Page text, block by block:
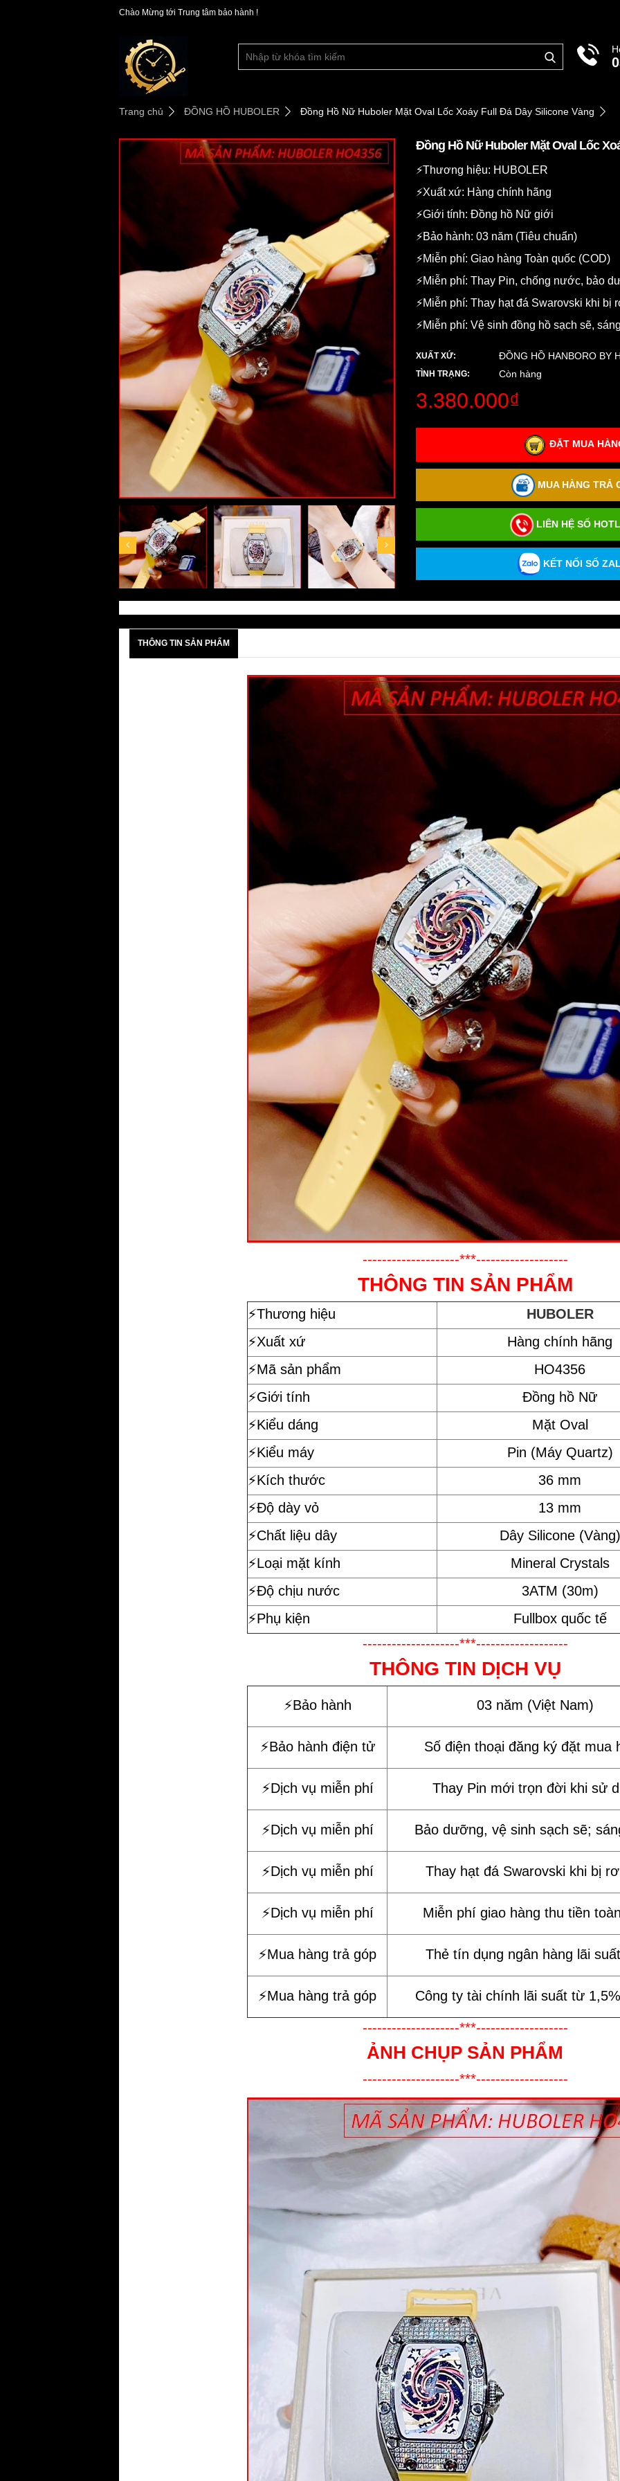
Chào Mừng tới Trung tâm bảo hành !
Trang chủ ĐỒNG HỒ HUBOLER Đồng Hồ Nữ Huboler Mặt Oval Lốc Xoáy Full Đá Dây Silicone Vàng
Đồng Hồ Nữ Huboler Mặt Oval Lốc
⚡️Thương hiệu: HUBOLER
⚡️Xuất xứ: Hàng chính hãng
⚡️Giới tính: Đồng hồ Nữ giới
⚡️Bảo hành: 03 năm (Tiêu chuẩn)
⚡️Miễn phí: Giao hàng Toàn quốc (COD)
⚡️Miễn phí: Thay Pin, chống nước, bảo
⚡️Miễn phí: Thay hạt đá Swarovski khi bị
⚡️Miễn phí: Vệ sinh đồng hồ sạch sẽ,
XUẤT XỨ: ĐỒNG HỒ HANBORO BY
TÌNH TRẠNG: Còn hàng
3.380.000₫
ĐẶT MUA
MUA HÀNG TRẢ
LIÊN HỆ SỐ
KẾT NỐI SỐ
THÔNG TIN SẢN PHẨM
--------------------***-------------------
THÔNG TIN SẢN PHẨM
⚡️Thương hiệu
HUBOLER
⚡️Xuất xứ
Hàng chính hãng
⚡️Mã sản phẩm
HO4356
⚡️Giới tính
Đồng hồ Nữ
⚡️Kiểu dáng
Mặt Oval
⚡️Kiểu máy
Pin (Máy Quartz)
⚡️Kích thước
36 mm
⚡️Độ dày vỏ
13 mm
⚡️Chất liệu dây
Dây Silicone (Vàng)
⚡️Loại mặt kính
Mineral Crystals
⚡️Độ chịu nước
3ATM (30m)
⚡️Phụ kiện
Fullbox quốc tế
--------------------***-------------------
THÔNG TIN DỊCH VỤ
⚡️Bảo hành 03 năm (Việt Nam)
⚡️Bảo hành điện tử Số điện thoại đăng ký đặt mua
⚡️Dịch vụ miễn phí Thay Pin mới trọn đời khi sử
⚡️Dịch vụ miễn phí Bảo dưỡng, vệ sinh sạch sẽ;
⚡️Dịch vụ miễn phí Thay hạt đá Swarovski khi bị
⚡️Dịch vụ miễn phí Miễn phí giao hàng thu tiền
⚡️Mua hàng trả góp Thẻ tín dụng ngân hàng lãi
⚡️Mua hàng trả góp Công ty tài chính lãi suất từ
--------------------***-------------------
ẢNH CHỤP SẢN PHẨM
--------------------***-------------------